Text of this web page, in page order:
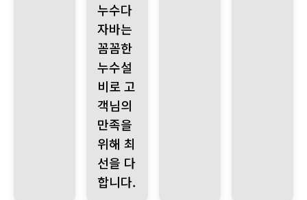
누수다
자바는
꼼꼼한
누수설
비로 고
객님의
만족을
위해 최
선을 다
합니다.